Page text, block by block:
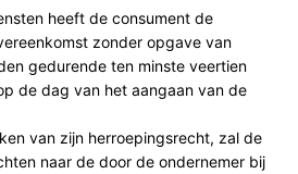
heeft de consument de
zonder opgave van
gedurende ten minste veertien
de dag van het aangaan van de
van zijn herroepingsrecht, zal de
naar de door de ondernemer bij